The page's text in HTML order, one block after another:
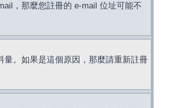
，那麼您註冊的 e-mail 位址可能不
。如果是這個原因，那麼請重新註冊